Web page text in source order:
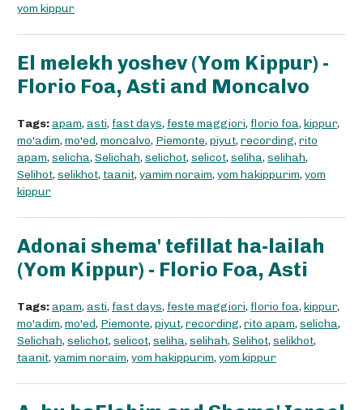
yom kippur
El melekh yoshev (Yom Kippur) -
Florio Foa, Asti and Moncalvo
Tags:apam, asti, fast days, feste maggiori, florio foa, kippur,
mo'adim, mo'ed, moncalvo, Piemonte, piyut, recording, rito
apam, selicha, Selichah, selichot, selicot, seliha, selihah,
Selihot, selikhot, taanit, yamim noraim, yom hakippurim, yom
kippur
Adonai shema' tefillat ha-lailah
(Yom Kippur) - Florio Foa, Asti
Tags:apam, asti, fast days, feste maggiori, florio foa, kippur,
mo'adim, mo'ed, Piemonte, piyut, recording, rito apam, selicha,
Selichah, selichot, selicot, seliha, selihah, Selihot, selikhot,
taanit, yamim noraim, yom hakippurim, yom kippur